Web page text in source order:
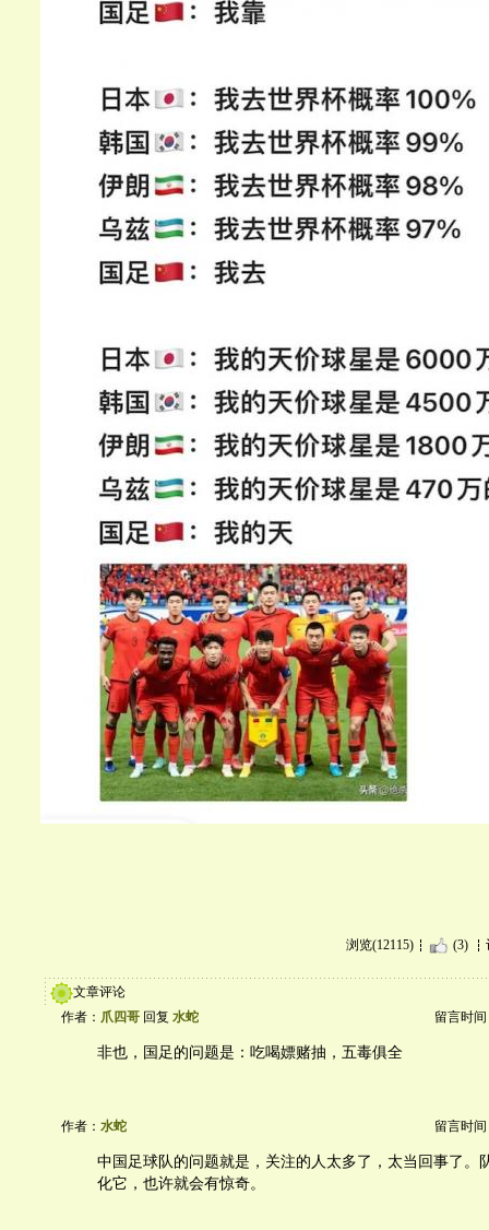
浏览(12115) (3)
文章评论
作者： 爪四哥 回复 水蛇 留言时间
非也，国足的问题是：吃喝嫖赌抽，五毒俱全
作者： 水蛇 留言时间
中国足球队的问题就是，关注的人太多了，太当回事了。
化它，也许就会有惊奇。